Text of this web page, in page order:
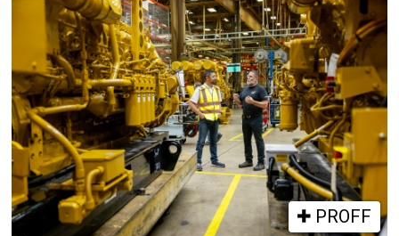
PROFF